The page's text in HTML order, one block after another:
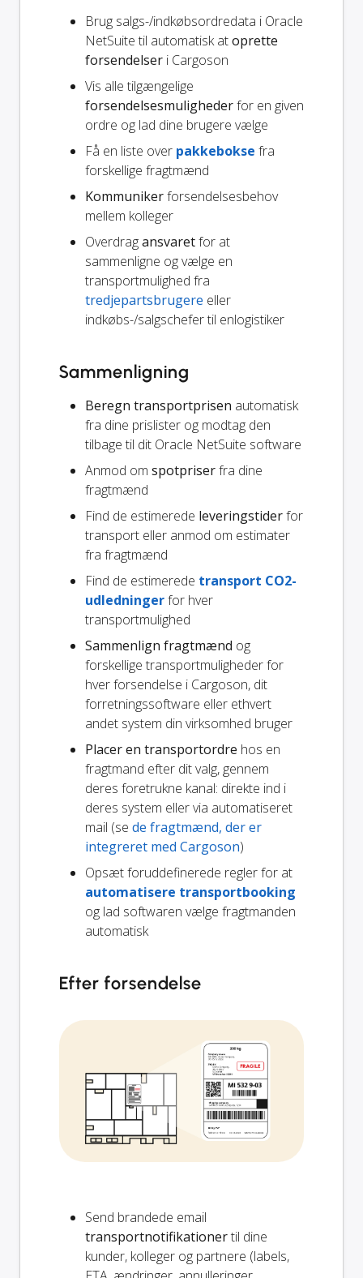
Brug salgs-/indkøbsordredata i Oracle
NetSuite til automatisk atoprette
forsendelser i Cargoson
Vis alle tilgængelige
forsendelsesmulighederfor en given
ordre og lad dine brugere vælge
Få en liste over pakkebokse fra
forskellige fragtmænd
Kommunikerforsendelsesbehov
mellem kolleger
Overdragansvaretfor at
sammenligne og vælge en
transportmulighed fra
tredjepartsbrugere eller
indkøbs-/salgschefer til enlogistiker
Sammenligning
Beregn transportprisen automatisk
fra dine prislister og modtag den
tilbage til dit Oracle NetSuite software
Anmod om spotpriserfra dine
fragtmænd
Find de estimerede leveringstiderfor
transport eller anmod om estimater
fra fragtmænd
Find de estimerede transport CO2-
udledningerfor hver
transportmulighed
Sammenlign fragtmænd og
forskellige transportmuligheder for
hver forsendelse i Cargoson, dit
forretningssoftware eller ethvert
andet system din virksomhed bruger
Placer en transportordre hos en
fragtmand efter dit valg, gennem
deres foretrukne kanal: direkte ind i
deres system eller via automatiseret
mail (se de fragtmænd, der er
integreret med Cargoson)
Opsæt foruddefinerede regler for at
automatisere transportbooking
og lad softwaren vælge fragtmanden
automatisk
Efter forsendelse
Send brandede email
transportnotifikationertil dine
kunder, kolleger og partnere (labels,